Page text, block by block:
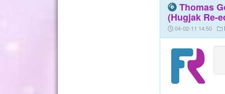
Thomas
(Hugjak Re-
04-02-11 14:50